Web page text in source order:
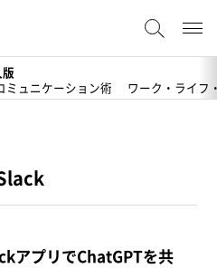
ミュニケーション術 ワーク・ライフ
アプリでChatGPTを共